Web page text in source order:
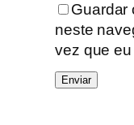
Guardar
neste
vez que